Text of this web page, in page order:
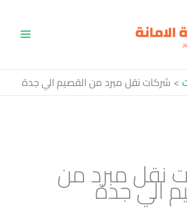
شركات نقل مبرد من القصيم الي جدة
نقل مبرد من
الي جدة